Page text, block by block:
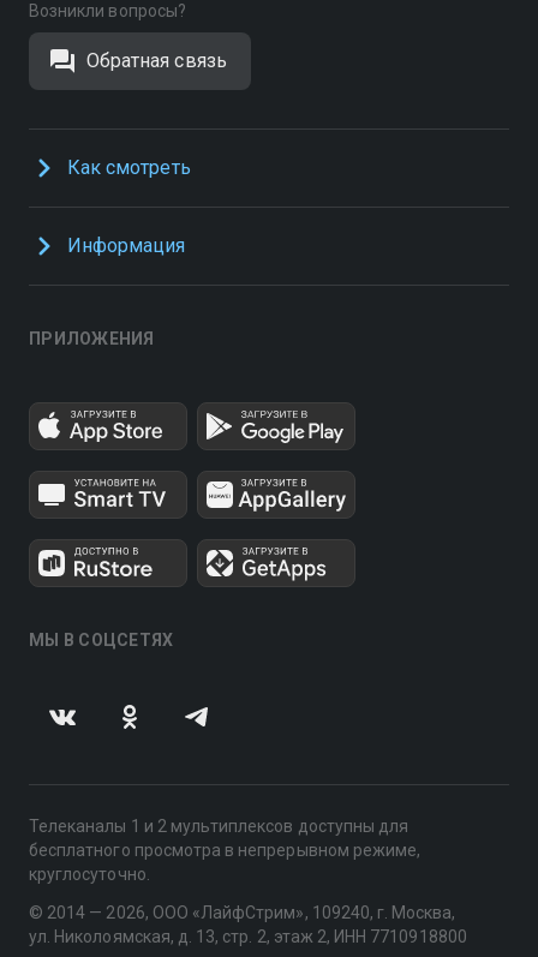
Возникли вопросы?
Обратная связь
Как смотреть
Информация
ПРИЛОЖЕНИЯ
МЫ В СОЦСЕТЯХ
Телеканалы 1 и 2 мультиплексов доступны для
бесплатного просмотра в непрерывном режиме,
круглосуточно.
© 2014 — 2026, ООО «ЛайфСтрим», 109240, г. Москва,
ул. Николоямская, д. 13, стр. 2, этаж 2, ИНН 7710918800